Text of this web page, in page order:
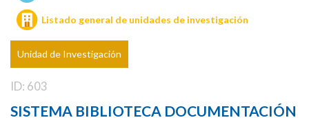
Listado general de unidades de investigación
Unidad de Investigación
ID: 603
SISTEMA BIBLIOTECA DOCUMENTACIÓN